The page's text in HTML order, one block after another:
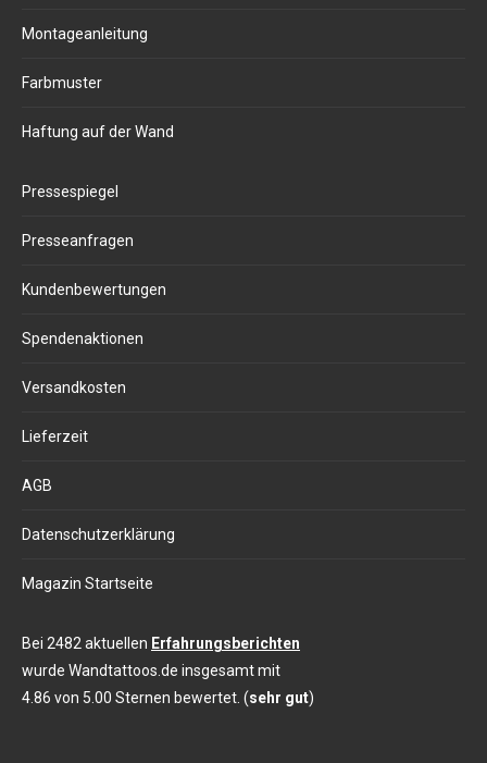
Montageanleitung
Farbmuster
Haftung auf der Wand
Pressespiegel
Presseanfragen
Kundenbewertungen
Spendenaktionen
Versandkosten
Lieferzeit
AGB
Datenschutzerklärung
Magazin Startseite
Bei 2482 aktuellen Erfahrungsberichten
wurde Wandtattoos.de insgesamt mit
4.86 von 5.00 Sternen bewertet. (sehr gut)